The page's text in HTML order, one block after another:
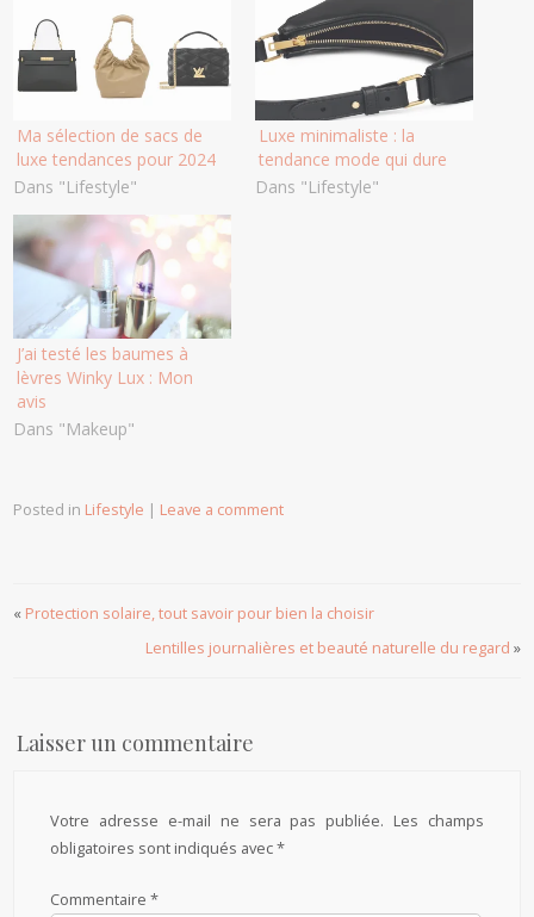
Ma sélection de sacs de
luxe tendances pour 2024
Dans "Lifestyle"
Luxe minimaliste : la
tendance mode qui dure
Dans "Lifestyle"
J’ai testé les baumes à
lèvres Winky Lux : Mon
avis
Dans "Makeup"
Posted in Lifestyle | Leave a comment
« Protection solaire, tout savoir pour bien la choisir
Lentilles journalières et beauté naturelle du regard »
Laisser un commentaire
Votre adresse e-mail ne sera pas publiée. Les champs
obligatoires sont indiqués avec*
Commentaire*